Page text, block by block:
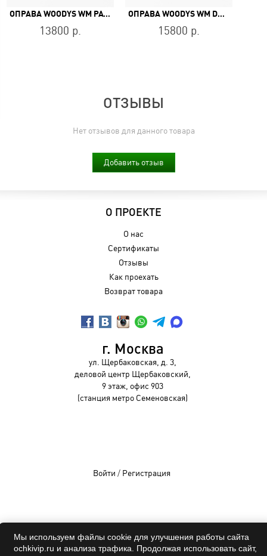
ОПРАВА WOODYS WM PATTY 02
13800 р.
ОПРАВА WOODYS WM DOLCE 02
15800 р.
ОТЗЫВЫ
Нет отзывов для данного товара
Добавить отзыв
О ПРОЕКТЕ
О нас
Сертификаты
Отзывы
Как проехать
Возврат товара
г. Москва
ул. Щербаковская, д. 3,
деловой центр Щербаковский,
9 этаж, офис 903
(станция метро Семеновская)
Войти / Регистрация
OCHKIVIP 2009-2026©
Все права защищены
Мы используем файлы cookie для улучшения работы сайта
ochkivip.ru и анализа трафика. Продолжая использовать сайт,